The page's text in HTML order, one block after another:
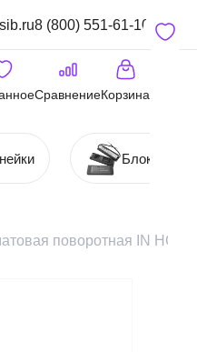
8 (800) 551-61-10
СравнениеКорзина
Блоки
поворотная IN HOME